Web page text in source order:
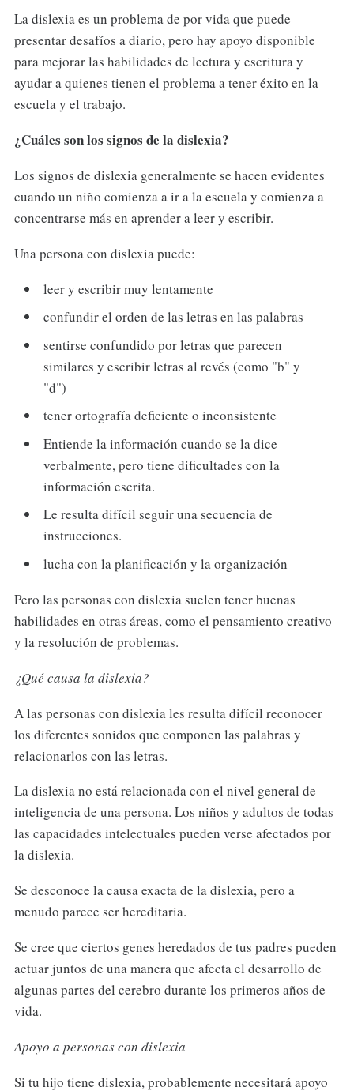
La dislexia es un problema de por vida que puede
presentar desafíos a diario, pero hay apoyo disponible
para mejorar las habilidades de lectura y escritura y
ayudar a quienes tienen el problema a tener éxito en la
escuela y el trabajo.
¿Cuáles son los signos de la dislexia?
Los signos de dislexia generalmente se hacen evidentes
cuando un niño comienza a ir a la escuela y comienza a
concentrarse más en aprender a leer y escribir.
Una persona con dislexia puede:
leer y escribir muy lentamente
confundir el orden de las letras en las palabras
sentirse confundido por letras que parecen
similares y escribir letras al revés (como "b" y
"d")
tener ortografía deficiente o inconsistente
Entiende la información cuando se la dice
verbalmente, pero tiene dificultades con la
información escrita.
Le resulta difícil seguir una secuencia de
instrucciones.
lucha con la planificación y la organización
Pero las personas con dislexia suelen tener buenas
habilidades en otras áreas, como el pensamiento creativo
y la resolución de problemas.
¿Qué causa la dislexia?
A las personas con dislexia les resulta difícil reconocer
los diferentes sonidos que componen las palabras y
relacionarlos con las letras.
La dislexia no está relacionada con el nivel general de
inteligencia de una persona. Los niños y adultos de todas
las capacidades intelectuales pueden verse afectados por
la dislexia.
Se desconoce la causa exacta de la dislexia, pero a
menudo parece ser hereditaria.
Se cree que ciertos genes heredados de tus padres pueden
actuar juntos de una manera que afecta el desarrollo de
algunas partes del cerebro durante los primeros años de
vida.
Apoyo a personas con dislexia
Si tu hijo tiene dislexia, probablemente necesitará apoyo